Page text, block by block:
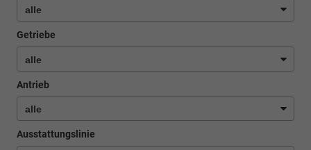
Getriebe
Antrieb
Ausstattungslinie